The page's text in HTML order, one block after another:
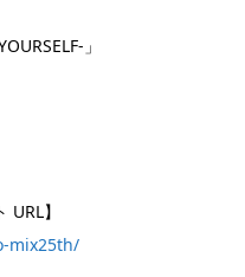
」
】
mix25th/